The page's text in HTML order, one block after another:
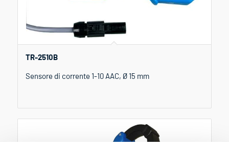
TR-2510B
Sensore di corrente 1-10 AAC, Ø 15 mm